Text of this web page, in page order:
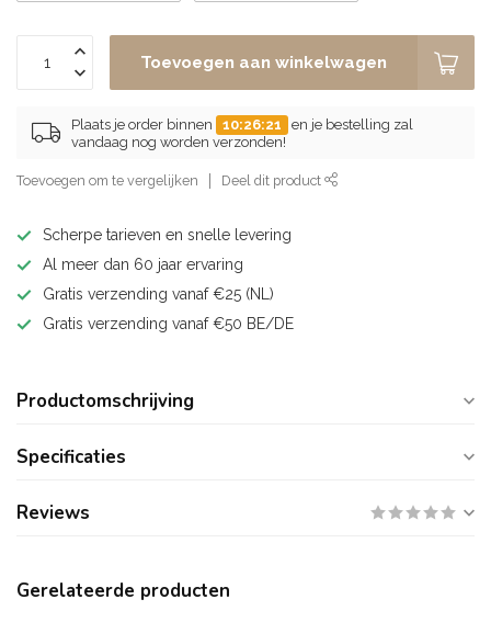
Toevoegen aan winkelwagen
Plaats je order binnen 10:26:21
en je bestelling zal
vandaag nog worden verzonden!
Toevoegen om te vergelijken Deel dit product
Scherpe tarieven en snelle levering
Al meer dan 60 jaar ervaring
Gratis verzending vanaf €25 (NL)
Gratis verzending vanaf €50 BE/DE
Productomschrijving
Specificaties
Reviews
Gerelateerde producten